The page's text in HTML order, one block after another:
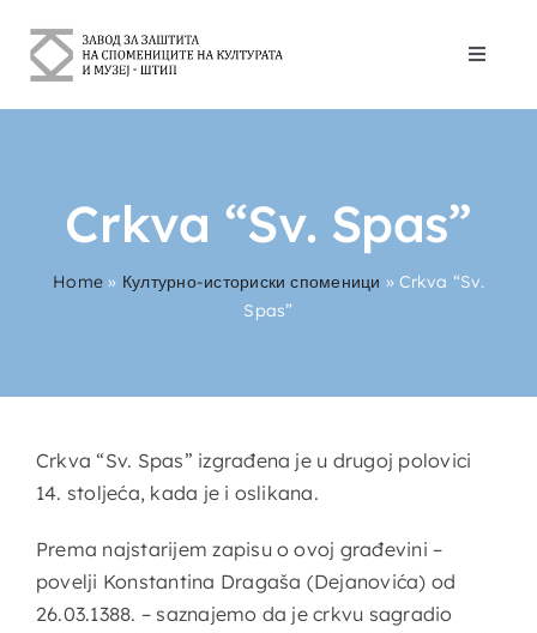
content
Toggle
За Нас
Контакт
Crkva “Sv. Spas”
Home » Културно-историски споменици »Crkva “Sv.
Spas”
Crkva “Sv. Spas” izgrađena je u drugoj polovici
14. stoljeća, kada je i oslikana.
Prema najstarijem zapisu o ovoj građevini –
povelji Konstantina Dragaša (Dejanovića) od
26.03.1388. – saznajemo da je crkvu sagradio